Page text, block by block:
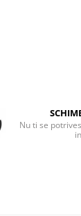
Nu ti se